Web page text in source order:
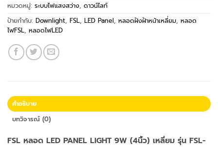
หมวดหมู่: ระบบไฟแสงสว่าง, ดาวน์ไลท์
ป้ายกำกับ: Downlight, FSL, LED Panel, หลอดฝังฝ้าหน้าเหลี่ยม, หลอด
ไฟFSL, หลอดไฟLED
คำอธิบาย
บทวิจารณ์ (0)
FSL หลอด LED PANEL LIGHT 9W (4นิ้ว) เหลี่ยม รุ่น FSL-